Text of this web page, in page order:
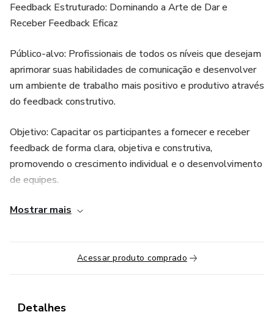
Feedback Estruturado: Dominando a Arte de Dar e
Receber Feedback Eficaz
Público-alvo: Profissionais de todos os níveis que desejam
aprimorar suas habilidades de comunicação e desenvolver
um ambiente de trabalho mais positivo e produtivo através
do feedback construtivo.
Objetivo: Capacitar os participantes a fornecer e receber
feedback de forma clara, objetiva e construtiva,
promovendo o crescimento individual e o desenvolvimento
de equipes.
Metodologia:
Abordagem prática e interativa: O curso combina teoria e
prática, com exercícios, dinâmicas em grupo e estudos de
caso para aplicar os conceitos aprendidos em situações
Mostrar mais
Acessar produto comprado
Detalhes